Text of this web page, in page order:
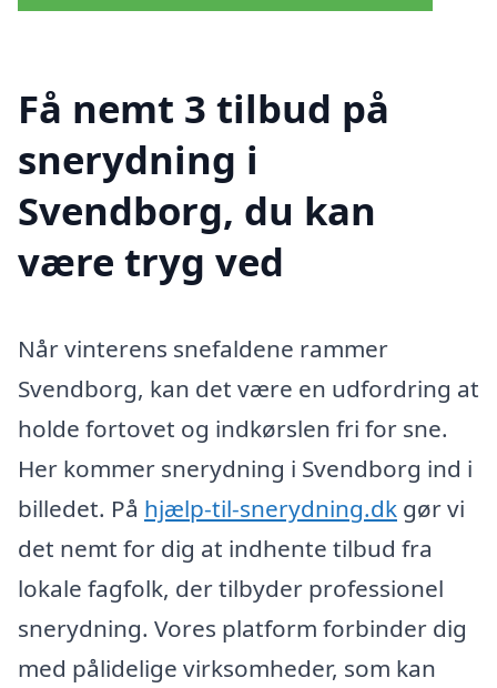
Få nemt 3 tilbud på
snerydning i
Svendborg, du kan
være tryg ved
Når vinterens snefaldene rammer
Svendborg, kan det være en udfordring at
holde fortovet og indkørslen fri for sne.
Her kommer snerydning i Svendborg ind i
billedet. På hjælp-til-snerydning.dk gør vi
det nemt for dig at indhente tilbud fra
lokale fagfolk, der tilbyder professionel
snerydning. Vores platform forbinder dig
med pålidelige virksomheder, som kan